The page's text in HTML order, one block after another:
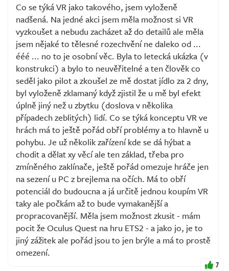
Co se týká VR jako takového, jsem vyloženě
nadšená. Na jedné akci jsem měla možnost si VR
vyzkoušet a nebudu zacházet až do detailů ale měla
jsem nějaké to tělesné rozechvění ne daleko od ...
ééé ... no to je osobní věc. Byla to letecká ukázka (v
konstrukci) a bylo to neuvěřitelné a ten člověk co
seděl jako pilot a zkoušel ze mě dostat jídlo za 2 dny,
byl vyloženě zklamaný když zjistil že u mě byl efekt
úplně jiný než u zbytku (doslova v několika
případech zeblitých) lidí. Co se týká konceptu VR ve
hrách má to ještě pořád obří problémy a to hlavně u
pohybu. Je už několik zařízení kde se dá hýbat a
chodit a dělat xy věcí ale ten základ, třeba pro
zmíněného zaklínače, ještě pořád omezuje hráče jen
na sezení u PC z brejlema na očích. Má to obří
potenciál do budoucna a já určitě jednou koupím VR
taky ale počkám až to bude vymakanější a
propracovanější. Měla jsem možnost zkusit - mám
pocit že Oculus Quest na hru ETS2 - a jako jo, je to
jiný zážitek ale pořád jsou to jen brýle a má to prostě
omezení.
7